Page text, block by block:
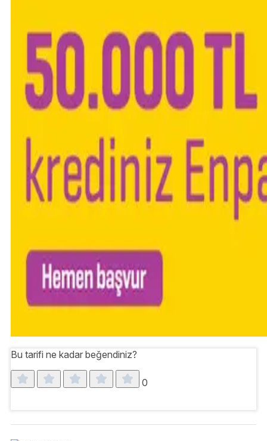
Bu tarifi ne kadar beğendiniz?
0